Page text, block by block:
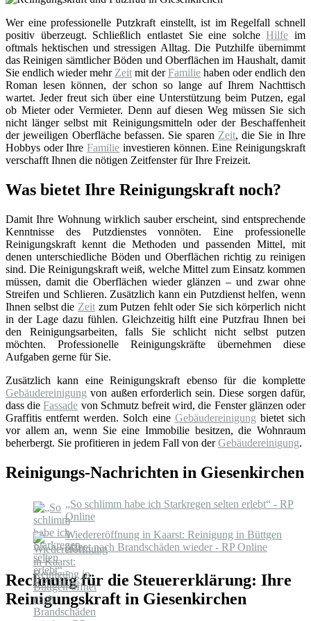
Wer eine professionelle Putzkraft einstellt, ist im Regelfall schnell
positiv überzeugt. Schließlich entlastet Sie eine solcheHilfe im
oftmals hektischen und stressigen Alltag. Die Putzhilfe übernimmt
das Reinigen sämtlicher Böden und Oberflächen im Haushalt, damit
Sie endlich wieder mehr Zeit mit derFamilie haben oder endlich den
Roman lesen können, der schon so lange auf Ihrem Nachttisch
wartet. Jeder freut sich über eine Unterstützung beim Putzen, egal
ob Mieter oder Vermieter. Denn auf diesen Weg müssen Sie sich
nicht länger selbst mit Reinigungsmitteln oder der Beschaffenheit
der jeweiligen Oberfläche befassen. Sie sparen Zeit, die Sie in Ihre
Hobbys oder IhreFamilie investieren können. Eine Reinigungskraft
verschafft Ihnen die nötigen Zeitfenster für Ihre Freizeit.
Was bietet Ihre Reinigungskraft noch?
Damit Ihre Wohnung wirklich sauber erscheint, sind entsprechende
Kenntnisse des Putzdienstes vonnöten. Eine professionelle
Reinigungskraft kennt die Methoden und passenden Mittel, mit
denen unterschiedliche Böden und Oberflächen richtig zu reinigen
sind. Die Reinigungskraft weiß, welche Mittel zum Einsatz kommen
müssen, damit die Oberflächen wieder glänzen – und zwar ohne
Streifen und Schlieren. Zusätzlich kann ein Putzdienst helfen, wenn
Ihnen selbst die Zeitzum Putzen fehlt oder Sie sich körperlich nicht
in der Lage dazu fühlen. Gleichzeitig hilft eine Putzfrau Ihnen bei
den Reinigungsarbeiten, falls Sie schlicht nicht selbst putzen
möchten. Professionelle Reinigungskräfte übernehmen diese
Aufgaben gerne für Sie.
Zusätzlich kann eine Reinigungskraft ebenso für die komplette
Gebäudereinigung von außen erforderlich sein. Diese sorgen dafür,
dass dieFassade von Schmutz befreit wird, die Fenster glänzen oder
Graffitis entfernt werden. Solch eine Gebäudereinigung bietet sich
vor allem an, wenn Sie eine Immobilie besitzen, die Wohnraum
beherbergt. Sie profitieren in jedem Fall von derGebäudereinigung.
Reinigungs-Nachrichten in Giesenkirchen
„So schlimm habe ich Starkregen selten erlebt“ - RP
Online
Wiedereröffnung in Kaarst: Reinigung in Büttgen
öffnet nach Brandschäden wieder - RP Online
Rechnung für die Steuererklärung: Ihre
Reinigungskraft in Giesenkirchen